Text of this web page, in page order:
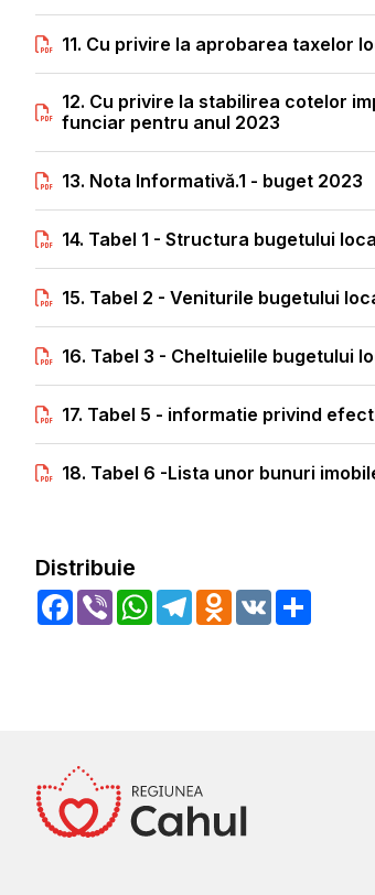
11. Cu privire la aprobarea taxelor
12. Cu privire la stabilirea cotelor
funciar pentru anul 2023
13. Nota Informativă.1 - buget 2023
14. Tabel 1 - Structura bugetului
15. Tabel 2 - Veniturile bugetului
16. Tabel 3 - Cheltuielile bugetului
17. Tabel 5 - informatie privind
18. Tabel 6 -Lista unor bunuri
Distribuie
Facebook
Viber WhatsApp
TelegramOdnoklassniki
VK